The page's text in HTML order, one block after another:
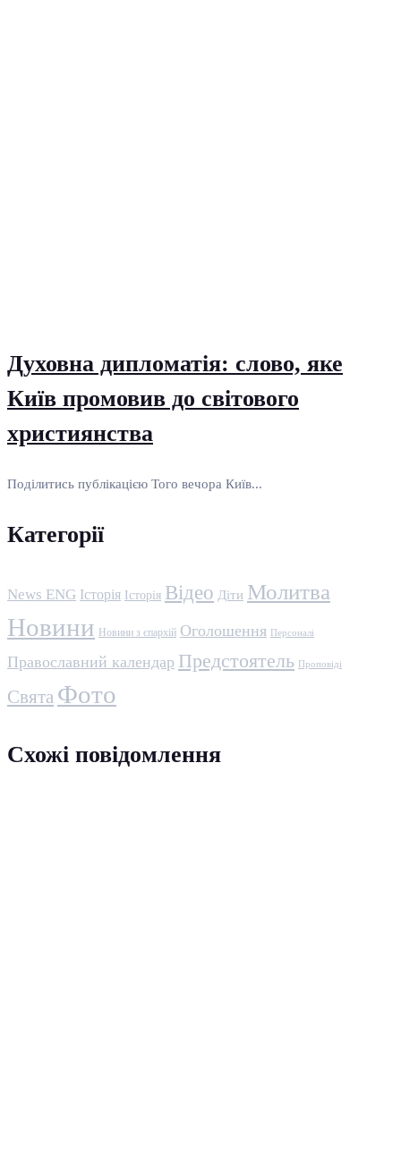
Духовна дипломатія: слово, яке
Київ промовив до світового
християнства
Поділитись публікацією Того вечора Київ...
Категорії
News ENG Історія Історія Відео Діти Молитва
Новини Новини з єпархій Оголошення Персоналі
Православний календар Предстоятель Проповіді
Свята Фото
Схожі повідомлення